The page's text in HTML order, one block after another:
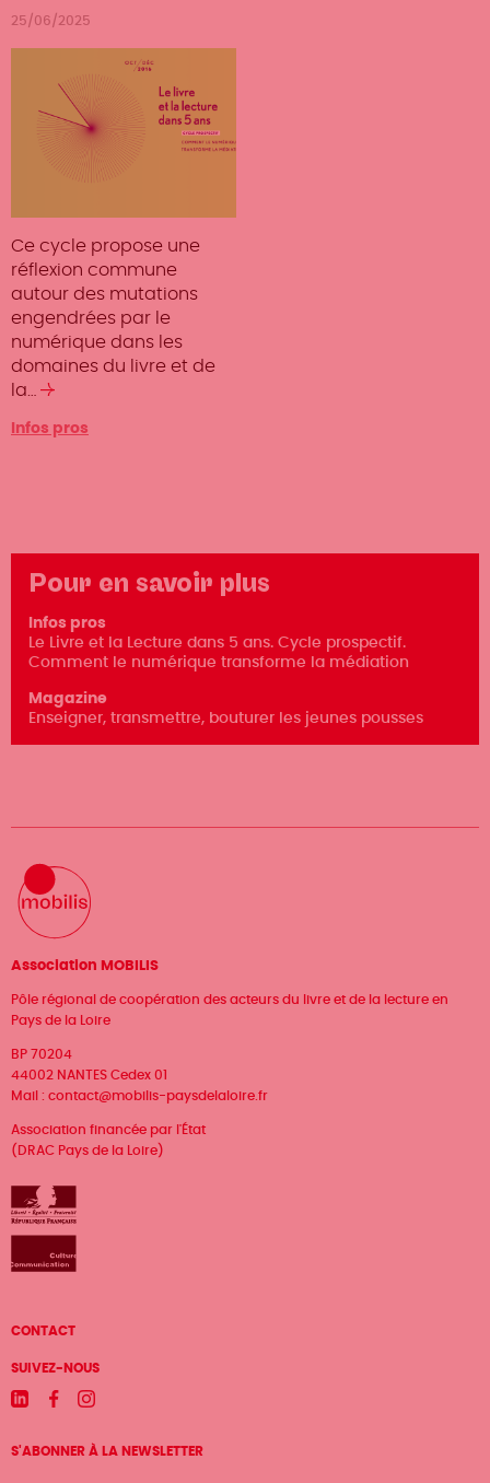
25/06/2025
Ce cycle propose une
réflexion commune
autour des mutations
engendrées par le
numérique dans les
domaines du livre et de
la…
suite
Infos pros
Pour en savoir plus
Infos pros
Le Livre et la Lecture dans 5 ans. Cycle prospectif.
Comment le numérique transforme la médiation
Magazine
Enseigner, transmettre, bouturer les jeunes pousses
Association MOBILIS
Pôle régional de coopération des acteurs du livre et de la lecture en
Pays de la Loire
BP 70204
44002 NANTES Cedex 01
Mail : contact@mobilis-paysdelaloire.fr
Association financée par l'État
(DRAC Pays de la Loire)
Menu
Pied
de
page
CONTACT
SUIVEZ-NOUS
LinkedinFacebookInstagram
S'ABONNER À LA NEWSLETTER